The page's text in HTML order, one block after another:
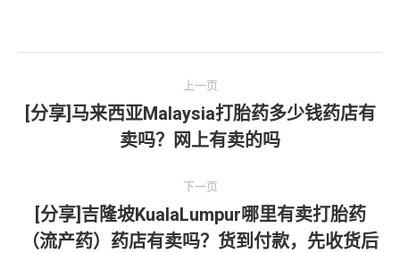
章
上一页
一
[分享]马来西亚Malaysia打胎药多少钱药店有
卖吗？网上有卖的吗
下一页
下
[分享]吉隆坡KualaLumpur哪里有卖打胎药
（流产药）药店有卖吗？货到付款，先收货后